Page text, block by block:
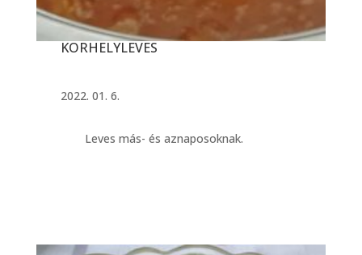
KORHELYLEVES
2022. 01. 6.
Leves más- és aznaposoknak.